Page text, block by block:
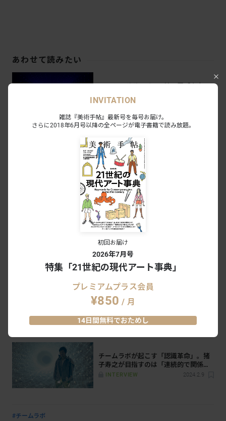
あわせて読みたい
作《Light Sculpture》8作品を公開
NEWS
「チームラボ 養老渓谷」開幕レポー
ト。太古の地形と現代の表現が共鳴す
る春の夜の新体験
NEWS
「チームラボ バイオヴォルテックス 京
都」が誕生。屋内施設では国内最大規
模
NEWS
ごとアート空間に
NEWS
総面積は1万7000平米。「teamLab
NEWS
チームラボが起こす「認識革命」。猪
子寿之が目指すのは「連続的で関係し
合う状態の美しい場」
INTERVIEW 2024.2.9
#チームラボ
INVITATION
雑誌『美術手帖』最新号を毎号お届け。
さらに2018年6月号以降の全ページが電子書籍で読み放題。
初回お届け
2026年7月号
特集「21世紀の現代アート事典」
プレミアムプラス会員
¥850 / 月
14日間無料でおためし